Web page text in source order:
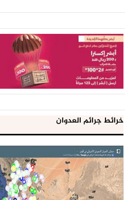
خرائط جرائم العدوان